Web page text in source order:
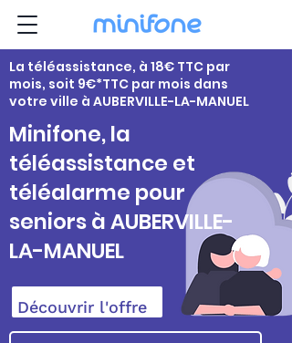
La téléassistance, à 18€ TTC par
mois, soit 9€*TTC par mois dans
votre ville à AUBERVILLE-LA-MANUEL
Minifone, la
téléassistance et
téléalarme pour
seniors à AUBERVILLE-
LA-MANUEL
Découvrir l'offre